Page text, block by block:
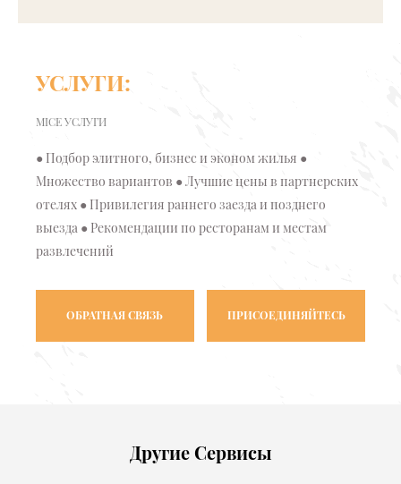
УСЛУГИ:
MICE УСЛУГИ
● Подбор элитного, бизнес и эконом жилья ●
Множество вариантов ● Лучшие цены в партнерских
отелях ● Привилегия раннего заезда и позднего
выезда ● Рекомендации по ресторанам и местам
развлечений
ОБРАТНАЯ СВЯЗЬ ПРИСОЕДИНЯЙТЕСЬ
Другие Сервисы